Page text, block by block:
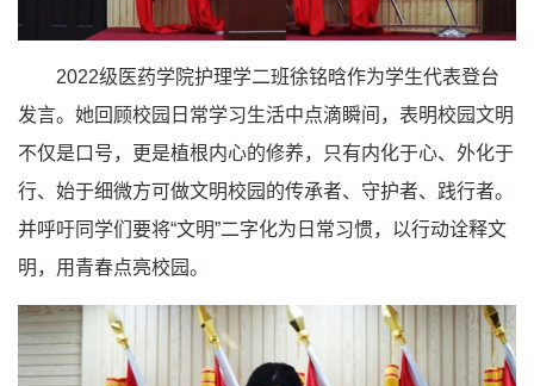
2022级医药学院护理学二班徐铭晗作为学生代表登台
发言。她回顾校园日常学习生活中点滴瞬间，表明校园文明
不仅是口号，更是植根内心的修养，只有内化于心、外化于
行、始于细微方可做文明校园的传承者、守护者、践行者。
并呼吁同学们要将“文明”二字化为日常习惯，以行动诠释文
明，用青春点亮校园。